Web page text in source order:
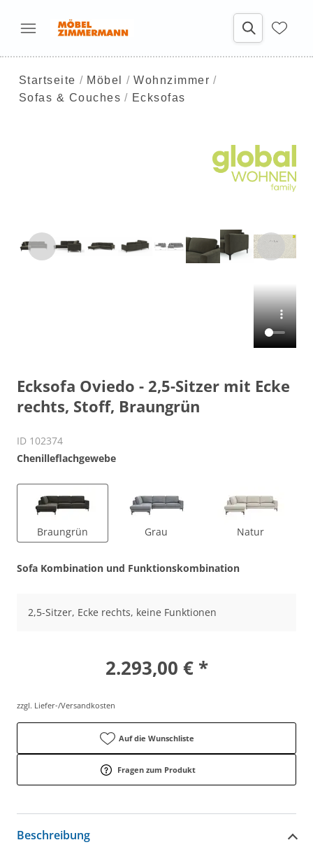
Startseite Möbel
Wohnzimmer
Sofas & Couches
Ecksofas
Ecksofa Oviedo - 2,5-Sitzer mit Ecke
rechts, Stoff, Braungrün
ID 102374
Chenilleflachgewebe
Braungrün Grau Natur
Sofa Kombination und Funktionskombination
2,5-Sitzer, Ecke rechts, keine Funktionen
2.293,00 € *
zzgl. Liefer-/Versandkosten
Auf die Wunschliste
Fragen zum Produkt
Beschreibung